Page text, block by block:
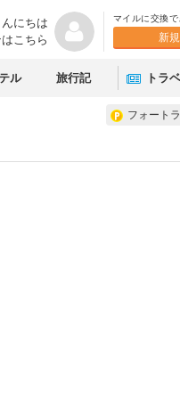
んにちは
こちら
マイルに交換
新
ル 旅行記 トラ
フォート